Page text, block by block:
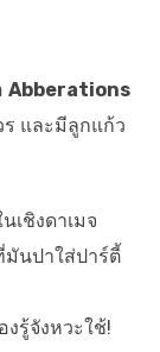
Abberations
และมีลูกแก้ว
นเชิงดาเมจ
มันปาใส่ปาร์ตี้
รู้จังหวะใช้!